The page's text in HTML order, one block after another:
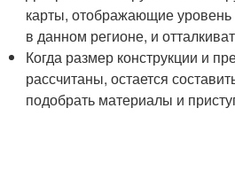
карты, отображающие
в данном регионе, и
Когда размер конструкции и
рассчитаны, остается
подобрать материалы и